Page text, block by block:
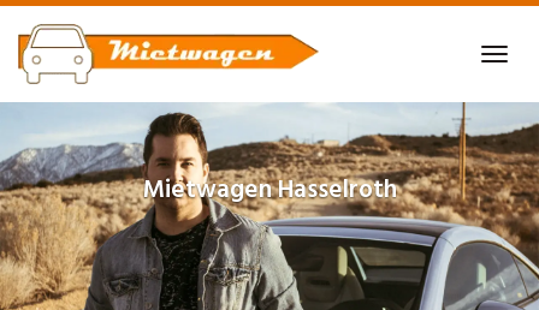
Skip
to
main
content
MietwagenHasselroth